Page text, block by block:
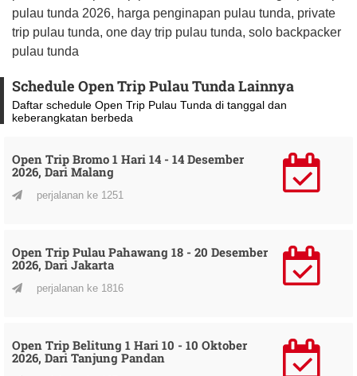
pulau tunda 2026, harga penginapan pulau tunda, private
trip pulau tunda, one day trip pulau tunda, solo backpacker
pulau tunda
Schedule Open Trip Pulau Tunda Lainnya
Daftar schedule Open Trip Pulau Tunda di tanggal dan
keberangkatan berbeda
Open Trip Bromo 1 Hari 14 - 14 Desember
2026, Dari Malang
perjalanan ke 1251
Open Trip Pulau Pahawang 18 - 20 Desember
2026, Dari Jakarta
perjalanan ke 1816
Open Trip Belitung 1 Hari 10 - 10 Oktober
2026, Dari Tanjung Pandan